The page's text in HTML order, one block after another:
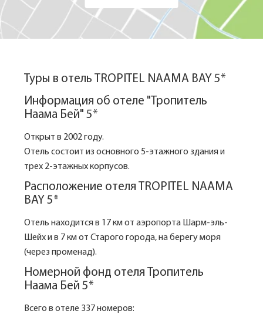
Туры в отель TROPITEL NAAMA BAY 5*
Информация об отеле "Тропитель
Наама Бей" 5*
Открыт в 2002 году.
Отель состоит из основного 5-этажного здания и
трех 2-этажных корпусов.
Расположение отеля TROPITEL NAAMA
BAY 5*
Отель находится в 17 км от аэропорта Шарм-эль-
Шейх и в 7 км от Старого города, на берегу моря
(через променад).
Номерной фонд отеля Тропитель
Наама Бей 5*
Всего в отеле 337 номеров: